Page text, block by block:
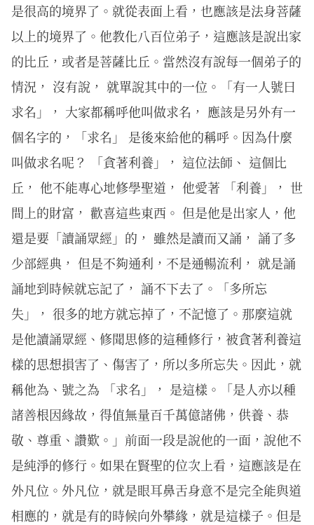
是很高的境界了。就從表面上看，也應該是法身菩薩
以上的境界了。他教化八百位弟子，這應該是說出家
的比丘，或者是菩薩比丘。當然沒有說每一個弟子的
情況， 沒有說， 就單說其中的一位。「有一人號曰
求名」， 大家都稱呼他叫做求名， 應該是另外有一
個名字的，「求名」 是後來給他的稱呼。因為什麼
叫做求名呢？ 「貪著利養」， 這位法師、 這個比
丘， 他不能專心地修學聖道， 他愛著 「利養」， 世
間上的財富， 歡喜這些東西。 但是他是出家人，他
還是要「讀誦眾經」的， 雖然是讀而又誦， 誦了多
少部經典， 但是不夠通利，不是通暢流利， 就是誦
誦地到時候就忘記了， 誦不下去了。「多所忘
失」， 很多的地方就忘掉了，不記憶了。那麼這就
是他讀誦眾經、修聞思修的這種修行，被貪著利養這
樣的思想損害了、傷害了，所以多所忘失。因此，就
稱他為、號之為 「求名」， 是這樣。「是人亦以種
諸善根因緣故，得值無量百千萬億諸佛，供養、恭
敬、尊重、讚歎。」前面一段是說他的一面，說他不
是純淨的修行。如果在賢聖的位次上看，這應該是在
外凡位。外凡位，就是眼耳鼻舌身意不是完全能與道
相應的，就是有的時候向外攀緣，就是這樣子。但是